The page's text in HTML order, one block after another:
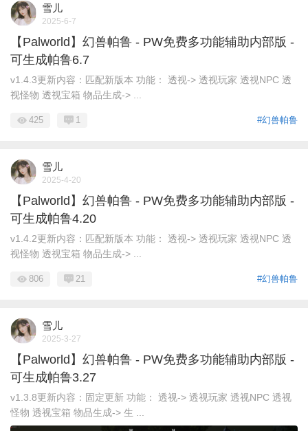
雪儿
2025-6-7
【Palworld】幻兽帕鲁 - PW免费多功能辅助内部版 -
可生成帕鲁6.7
v1.4.3更新内容：匹配新版本 功能： 透视-> 透视玩家 透视NPC 透
视怪物 透视宝箱 物品生成-> ...
#幻兽帕鲁
425 1
雪儿
2025-4-20
【Palworld】幻兽帕鲁 - PW免费多功能辅助内部版 -
可生成帕鲁4.20
v1.4.2更新内容：匹配新版本 功能： 透视-> 透视玩家 透视NPC 透
视怪物 透视宝箱 物品生成-> ...
#幻兽帕鲁
806 21
雪儿
2025-3-27
【Palworld】幻兽帕鲁 - PW免费多功能辅助内部版 -
可生成帕鲁3.27
v1.3.8更新内容：固定更新 功能： 透视-> 透视玩家 透视NPC 透视
怪物 透视宝箱 物品生成-> 生 ...